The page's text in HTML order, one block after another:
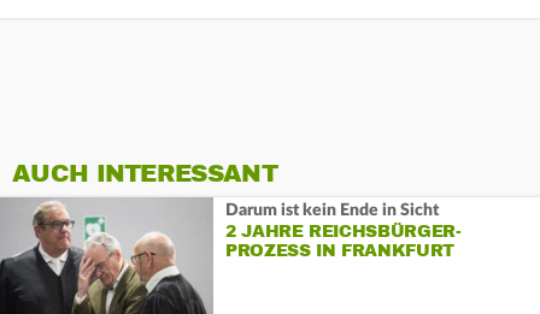
AUCH INTERESSANT
Darum ist kein Ende in Sicht
2 JAHRE REICHSBÜRGER-
PROZESS IN FRANKFURT